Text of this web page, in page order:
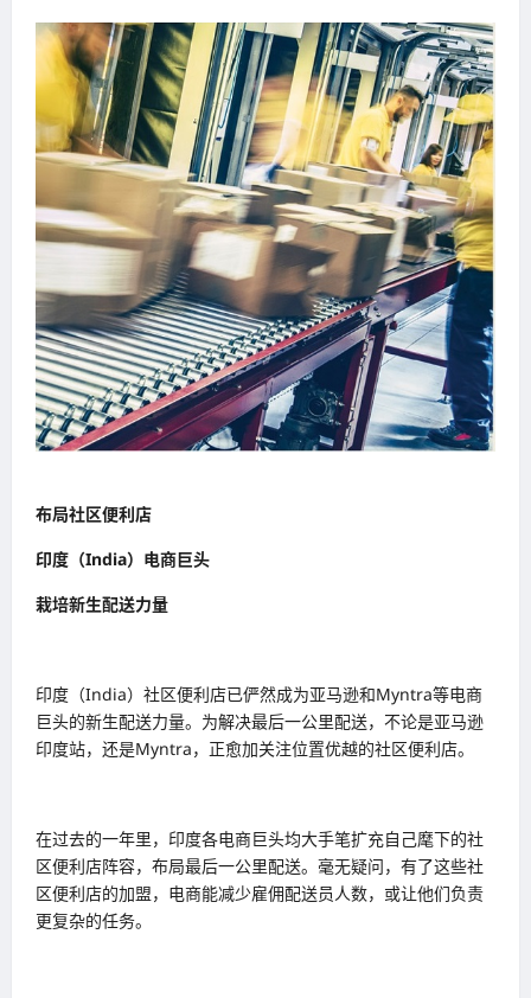
布局社区便利店
印度（India）电商巨头
栽培新生配送力量
印度（India）社区便利店已俨然成为亚马逊和Myntra等电商
巨头的新生配送力量。为解决最后一公里配送，不论是亚马逊
印度站，还是Myntra，正愈加关注位置优越的社区便利店。
在过去的一年里，印度各电商巨头均大手笔扩充自己麾下的社
区便利店阵容，布局最后一公里配送。毫无疑问，有了这些社
区便利店的加盟，电商能减少雇佣配送员人数，或让他们负责
更复杂的任务。